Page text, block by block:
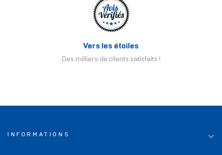
Vers les étoiles
Des milliers de clients satisfaits !
INFORMATIONS 